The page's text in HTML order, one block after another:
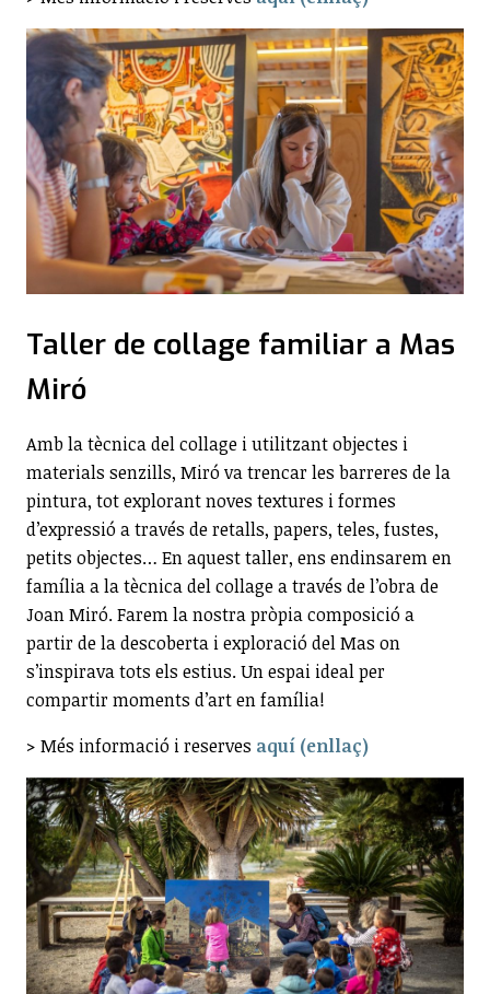
Taller de collage familiar a Mas
Miró
Amb la tècnica del collage i utilitzant objectes i
materials senzills, Miró va trencar les barreres de la
pintura, tot explorant noves textures i formes
d’expressió a través de retalls, papers, teles, fustes,
petits objectes… En aquest taller, ens endinsarem en
família a la tècnica del collage a través de l’obra de
Joan Miró. Farem la nostra pròpia composició a
partir de la descoberta i exploració del Mas on
s’inspirava tots els estius. Un espai ideal per
compartir moments d’art en família!
> Més informació i reserves aquí (enllaç)